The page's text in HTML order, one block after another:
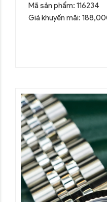
Mã sản phẩm: 116234
Giá khuyến mãi: